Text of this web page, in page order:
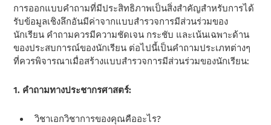
การออกแบบคําถามที่มีประสิทธิภาพเป็นสิ่งสําคัญสําหรับการได้
รับข้อมูลเชิงลึกอันมีค่าจากแบบสํารวจการมีส่วนร่วมของ
นักเรียน คําถามควรมีความชัดเจน กระชับ และเน้นเฉพาะด้าน
ของประสบการณ์ของนักเรียน ต่อไปนี้เป็นคําถามประเภทต่างๆ
ที่ควรพิจารณาเมื่อสร้างแบบสํารวจการมีส่วนร่วมของนักเรียน:
1. คําถามทางประชากรศาสตร์:
วิชาเอกวิชาการของคุณคืออะไร?